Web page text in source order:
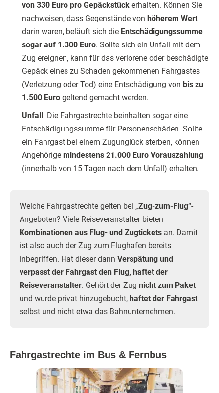
von 330 Euro pro Gepäckstück erhalten. Können Sie
nachweisen, dass Gegenstände von höherem Wert
darin waren, beläuft sich die Entschädigungssumme
sogar auf 1.300 Euro. Sollte sich ein Unfall mit dem
Zug ereignen, kann für das verlorene oder beschädigte
Gepäck eines zu Schaden gekommenen Fahrgastes
(Verletzung oder Tod) eine Entschädigung von bis zu
1.500 Euro geltend gemacht werden.
Unfall: Die Fahrgastrechte beinhalten sogar eine
Entschädigungssumme für Personenschäden. Sollte
ein Fahrgast bei einem Zugunglück sterben, können
Angehörige mindestens 21.000 Euro Vorauszahlung
(innerhalb von 15 Tagen nach dem Unfall) erhalten.
Welche Fahrgastrechte gelten bei „Zug-zum-Flug“-
Angeboten? Viele Reiseveranstalter bieten
Kombinationen aus Flug- und Zugtickets an. Damit
ist also auch der Zug zum Flughafen bereits
inbegriffen. Hat dieser dann Verspätung und
verpasst der Fahrgast den Flug, haftet der
Reiseveranstalter. Gehört der Zug nicht zum Paket
und wurde privat hinzugebucht, haftet der Fahrgast
selbst und nicht etwa das Bahnunternehmen.
Fahrgastrechte im Bus & Fernbus